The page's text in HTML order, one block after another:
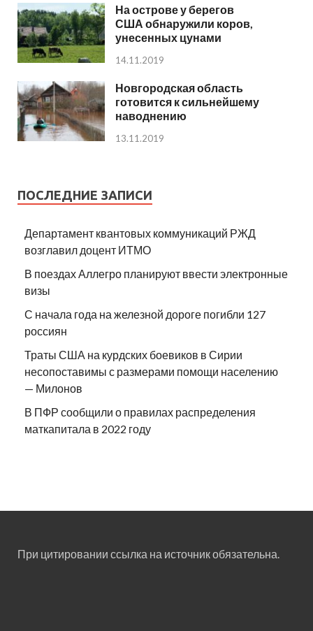
На острове у берегов
США обнаружили коров,
унесенных цунами
14.11.2019
Новгородская область
готовится к сильнейшему
наводнению
13.11.2019
ПОСЛЕДНИЕ ЗАПИСИ
Департамент квантовых коммуникаций РЖД
возглавил доцент ИТМО
В поездах Аллегро планируют ввести электронные
визы
С начала года на железной дороге погибли 127
россиян
Траты США на курдских боевиков в Сирии
несопоставимы с размерами помощи населению
— Милонов
В ПФР сообщили о правилах распределения
маткапитала в 2022 году
При цитировании ссылка на источник обязательна.